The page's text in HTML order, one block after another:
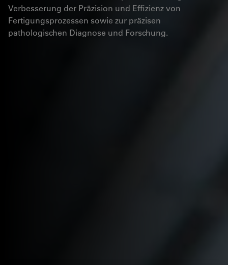
Verbesserung der Präzision und Effizienz von
Fertigungsprozessen sowie zur präzisen
pathologischen Diagnose und Forschung.